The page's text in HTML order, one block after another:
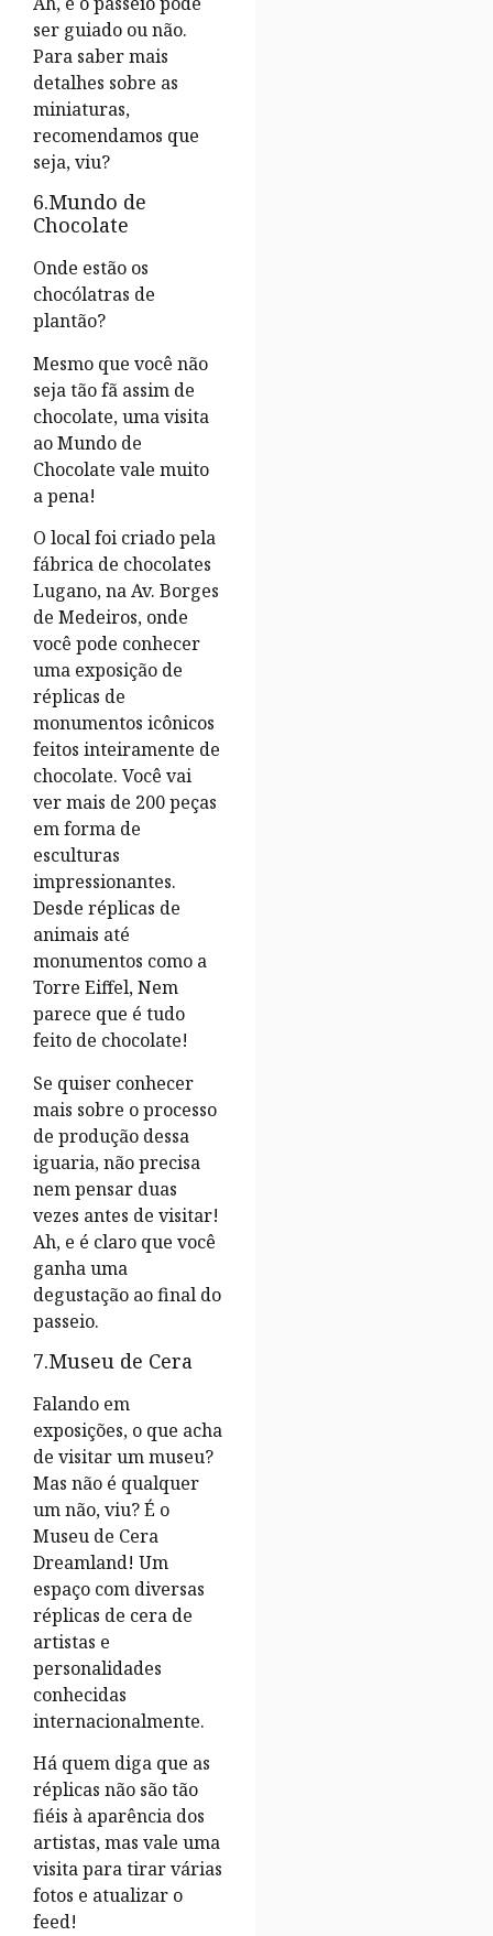
ser guiado ou não.
Para saber mais
detalhes sobre as
miniaturas,
recomendamos que
seja, viu?
6.Mundo de
Chocolate
Onde estão os
chocólatras de
plantão?
Mesmo que você não
seja tão fã assim de
chocolate, uma visita
ao Mundo de
Chocolate vale muito
a pena!
O local foi criado pela
fábrica de chocolates
Lugano, na Av. Borges
de Medeiros, onde
você pode conhecer
uma exposição de
réplicas de
monumentos icônicos
feitos inteiramente de
chocolate. Você vai
ver mais de 200 peças
em forma de
esculturas
impressionantes.
Desde réplicas de
animais até
monumentos como a
Torre Eiffel, Nem
parece que é tudo
feito de chocolate!
Se quiser conhecer
mais sobre o processo
de produção dessa
iguaria, não precisa
nem pensar duas
vezes antes de visitar!
Ah, e é claro que você
ganha uma
degustação ao final do
passeio.
7.Museu de Cera
Falando em
exposições, o que acha
de visitar um museu?
Mas não é qualquer
um não, viu? É o
Museu de Cera
Dreamland! Um
espaço com diversas
réplicas de cera de
artistas e
personalidades
conhecidas
internacionalmente.
Há quem diga que as
réplicas não são tão
fiéis à aparência dos
artistas, mas vale uma
visita para tirar várias
fotos e atualizar o
feed!